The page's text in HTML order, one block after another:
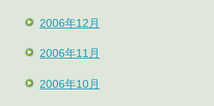
2006年12月
2006年11月
2006年10月